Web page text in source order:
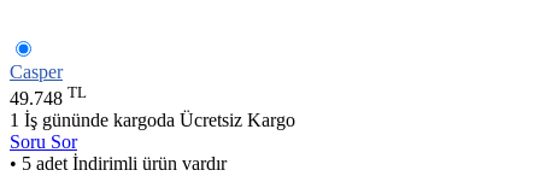
Casper
49.748 TL
1 İş gününde kargoda Ücretsiz Kargo
Soru Sor
• 5 adet İndirimli ürün vardır